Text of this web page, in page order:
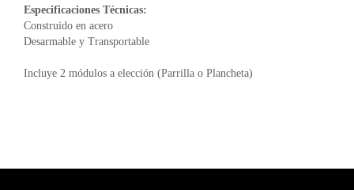
Especificaciones Técnicas:
Construido en acero
Desarmable y Transportable
Incluye 2 módulos a elección (Parrilla o Plancheta)